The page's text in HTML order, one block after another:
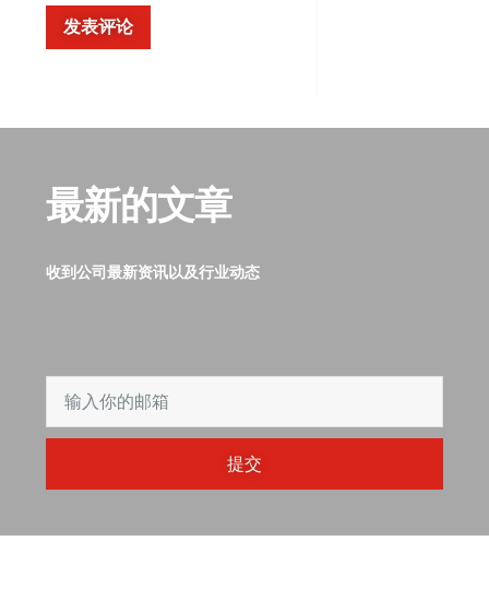
最新的文章
收到公司最新资讯以及行业动态
提交